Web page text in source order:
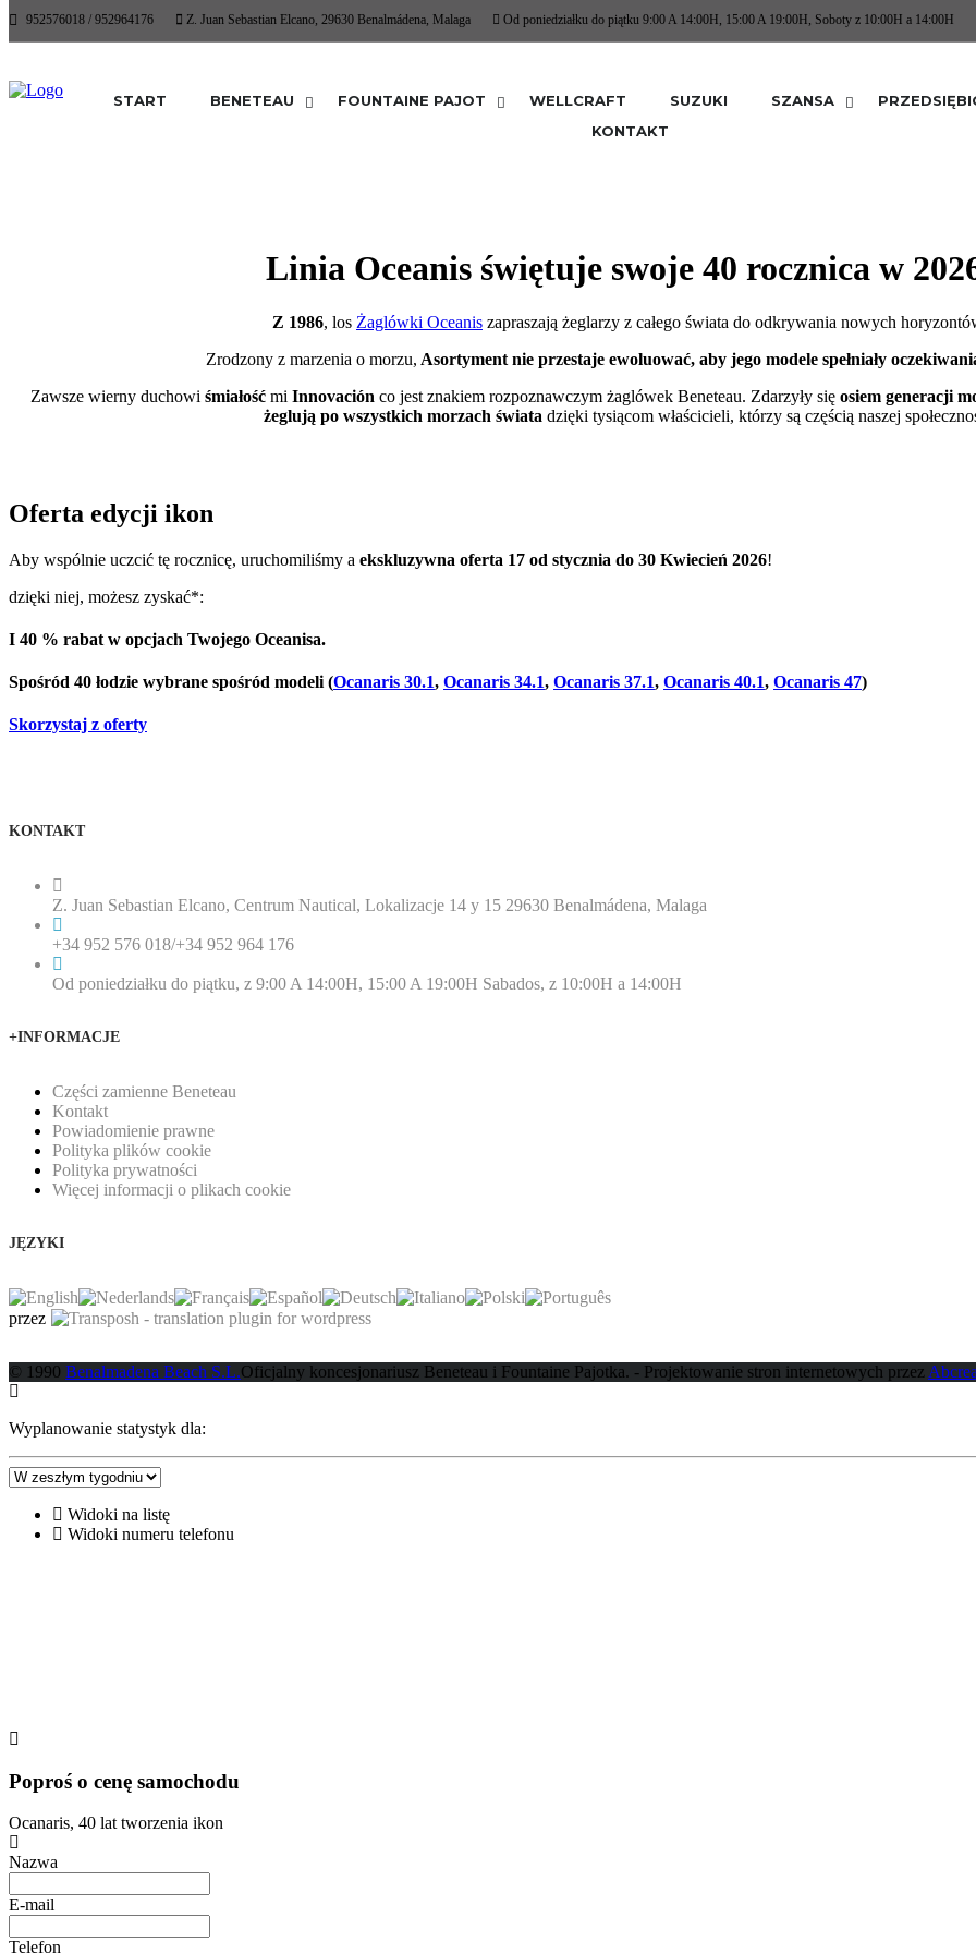
Od poniedziałku do piątku 9:00 A 14:00H, 15:00 A 19:00H, Soboty z 10:00H a 14:00H
Z. Juan Sebastian Elcano, 29630 Benalmádena, Malaga
952576018 / 952964176
START BENETEAU FOUNTAINE PAJOT WELLCRAFT SUZUKI SZANSA
KONTAKT
Linia Oceanis świętuje swoje 40 rocznica w
Z 1986, los Żaglówki Oceanis zapraszają żeglarzy z całego świata do odkrywania nowych
Zrodzony z marzenia o morzu, Asortyment nie przestaje ewoluować, aby jego modele spełniały
Zawsze wierny duchowi śmiałość mi Innovación co jest znakiem rozpoznawczym żaglówek Beneteau. Zdarzyły się osiem generacji
żeglują po wszystkich morzach świata dzięki tysiącom właścicieli, którzy są częścią naszej
Oferta edycji ikon
Aby wspólnie uczcić tę rocznicę, uruchomiliśmy a ekskluzywna oferta 17 od stycznia do 30 Kwiecień 2026!
dzięki niej, możesz zyskać*:
I 40 % rabat w opcjach Twojego Oceanisa.
Spośród 40 łodzie wybrane spośród modeli (Ocanaris 30.1, Ocanaris 34.1, Ocanaris 37.1, Ocanaris 40.1, Ocanaris 47)
Skorzystaj z oferty
KONTAKT
Z. Juan Sebastian Elcano, Centrum Nautical, Lokalizacje 14 y 15 29630 Benalmádena, Malaga
+34 952 576 018/+34 952 964 176
Od poniedziałku do piątku, z 9:00 A 14:00H, 15:00 A 19:00H Sabados, z 10:00H a 14:00H
+INFORMACJE
Części zamienne Beneteau
Kontakt
Powiadomienie prawne
Polityka plików cookie
Polityka prywatności
Więcej informacji o plikach cookie
JĘZYKI
przez
© 1990 Benalmadena Beach S.L.Oficjalny koncesjonariusz Beneteau i Fountaine Pajotka. - Projektowanie stron internetowych przez
Wyplanowanie statystyk dla:
Widoki na listę
Widoki numeru telefonu
Poproś o cenę samochodu
Ocanaris, 40 lat tworzenia ikon
Nazwa
E-mail
Telefon